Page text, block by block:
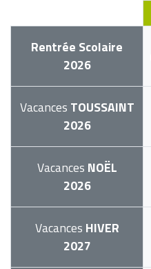
Rentrée Scolaire
2026
Vacances TOUSSAINT
2026
Vacances NOËL
2026
Vacances HIVER
2027